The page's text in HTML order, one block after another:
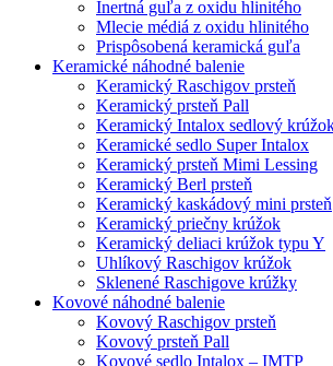
Inertná guľa z oxidu hlinitého
Mlecie médiá z oxidu hlinitého
Prispôsobená keramická guľa
Keramické náhodné balenie
Keramický Raschigov prsteň
Keramický prsteň Pall
Keramický Intalox sedlový
Keramické sedlo Super Intalox
Keramický prsteň Mimi Lessing
Keramický Berl prsteň
Keramický kaskádový mini prsteň
Keramický priečny krúžok
Keramický deliaci krúžok typu Y
Uhlíkový Raschigov krúžok
Sklenené Raschigove krúžky
Kovové náhodné balenie
Kovový Raschigov prsteň
Kovový prsteň Pall
Kovové sedlo Intalox – IMTP